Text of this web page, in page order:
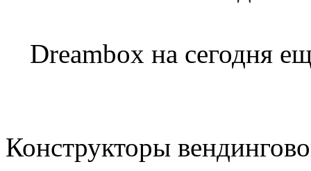
Dreambox на сегодня
Конструкторы